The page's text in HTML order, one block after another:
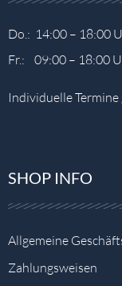
Do.: 14:00 – 18:00
Fr.: 09:00 – 18:00
Individuelle Termine
SHOP INFO
Allgemeine
Zahlungsweisen